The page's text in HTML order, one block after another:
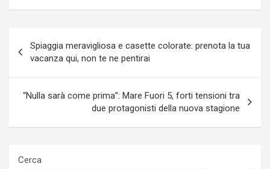
articoli
Spiaggia meravigliosa e casette colorate: prenota la tua
vacanza qui, non te ne pentirai
“Nulla sarà come prima”: Mare Fuori 5, forti tensioni tra
due protagonisti della nuova stagione
Cerca